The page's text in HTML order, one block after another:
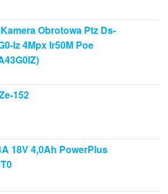
Obrotowa Ptz Ds-
Iz 4Mpx Ir50M Poe
152
18V 4,0Ah PowerPlus